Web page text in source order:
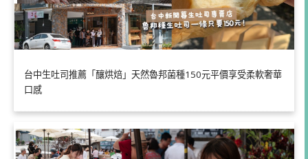
台中生吐司推薦「釀烘焙」天然魯邦菌種150元平價享受柔軟奢華
口感